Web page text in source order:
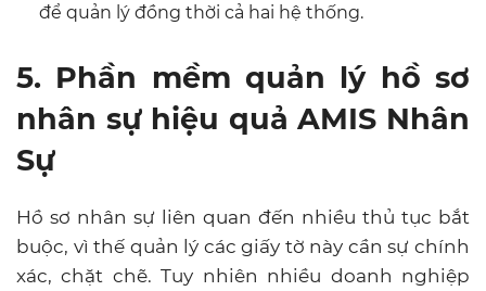
để quản lý đồng thời cả hai hệ thống.
5. Phần mềm quản lý hồ sơ
nhân sự hiệu quả AMIS Nhân
Sự
Hồ sơ nhân sự liên quan đến nhiều thủ tục bắt
buộc, vì thế quản lý các giấy tờ này cần sự chính
xác, chặt chẽ. Tuy nhiên nhiều doanh nghiệp